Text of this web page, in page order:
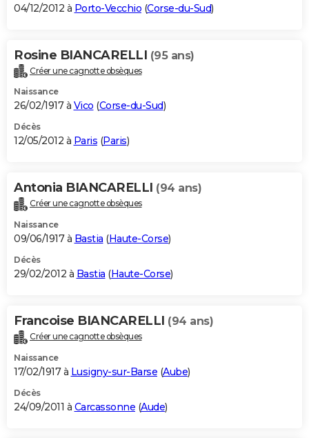
04/12/2012 à Porto-Vecchio (Corse-du-Sud)
Rosine BIANCARELLI (95 ans)
Créer une cagnotte obsèques
Naissance
26/02/1917 à Vico (Corse-du-Sud)
Décès
12/05/2012 à Paris (Paris)
Antonia BIANCARELLI (94 ans)
Créer une cagnotte obsèques
Naissance
09/06/1917 à Bastia (Haute-Corse)
Décès
29/02/2012 à Bastia (Haute-Corse)
Francoise BIANCARELLI (94 ans)
Créer une cagnotte obsèques
Naissance
17/02/1917 à Lusigny-sur-Barse (Aube)
Décès
24/09/2011 à Carcassonne (Aude)